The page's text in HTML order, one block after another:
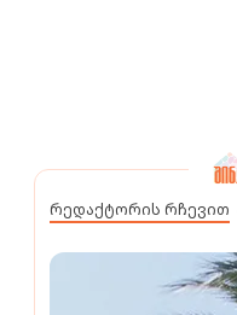
რედაქტორის რჩევით